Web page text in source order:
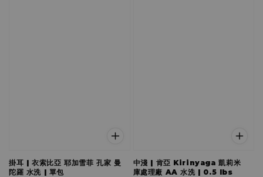
掛耳 | 衣索比亞 耶加雪菲 孔家 曼
陀羅 水洗 | 單包
中淺 | 肯亞 Kirinyaga 凱莉米
庫處理廠 AA 水洗 | 0.5 lbs